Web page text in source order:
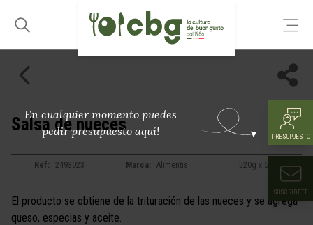
En cualquier momento puedes
pedir presupuesto aquí!
PRESUPUESTO
SUSCRÍBETE
Salsa de nueces
Ref: 2493023 Marca: Alimentis 520g x 6
El producto se obtiene de la trituración de las nueces y se agrega
queso, especias y aceite.